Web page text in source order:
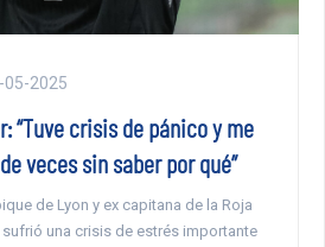
05-2025
“Tuve crisis de pánico y me
veces sin saber por qué”
de Lyon y ex capitana de la Roja
sufrió una crisis de estrés importante